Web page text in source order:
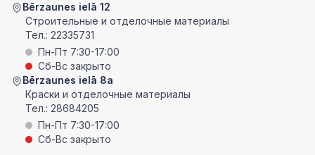
Bērzaunes ielā 12
Строительные и отделочные материалы
Тел.: 22335731
Пн-Пт 7:30-17:00
Сб-Вс закрыто
Bērzaunes ielā 8a
Краски и отделочные материалы
Тел.: 28684205
Пн-Пт 7:30-17:00
Сб-Вс закрыто